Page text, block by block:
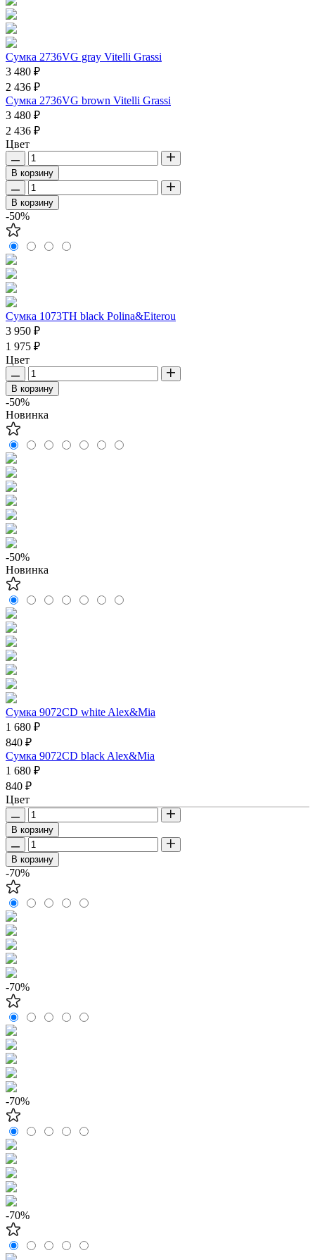
Сумка 2736VG gray Vitelli Grassi
3 480 ₽
2 436 ₽
Сумка 2736VG brown Vitelli Grassi
3 480 ₽
2 436 ₽
Цвет
В корзину
В корзину
-50%
Сумка 1073TH black Polina&Eiterou
3 950 ₽
1 975 ₽
Цвет
В корзину
-50%
Новинка
-50%
Новинка
Сумка 9072CD white Alex&Mia
1 680 ₽
840 ₽
Сумка 9072CD black Alex&Mia
1 680 ₽
840 ₽
Цвет
В корзину
В корзину
-70%
-70%
-70%
-70%